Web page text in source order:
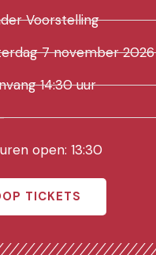
Voorstelling
7 november 2026
14:30 uur
open: 13:30
TICKETS